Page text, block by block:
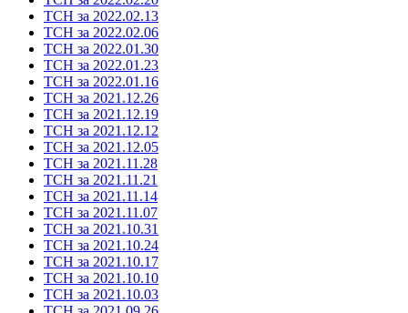
ТСН за 2022.02.13
ТСН за 2022.02.06
ТСН за 2022.01.30
ТСН за 2022.01.23
ТСН за 2022.01.16
ТСН за 2021.12.26
ТСН за 2021.12.19
ТСН за 2021.12.12
ТСН за 2021.12.05
ТСН за 2021.11.28
ТСН за 2021.11.21
ТСН за 2021.11.14
ТСН за 2021.11.07
ТСН за 2021.10.31
ТСН за 2021.10.24
ТСН за 2021.10.17
ТСН за 2021.10.10
ТСН за 2021.10.03